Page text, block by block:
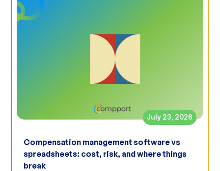
July 23, 2026
Compensation management software vs
spreadsheets: cost, risk, and where things
break